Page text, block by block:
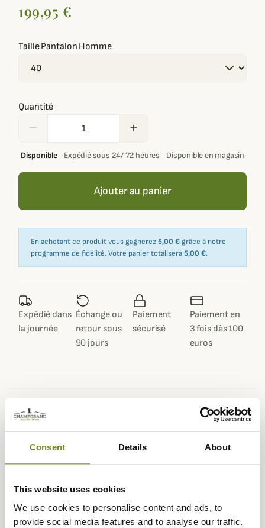
Consent Details About
This website uses cookies
We use cookies to personalise content and ads, to
provide social media features and to analyse our traffic.
199,95 €
Taille Pantalon Homme
Quantité
remove add
Disponible·Expédié sous 24/ 72 heures ·Disponible en magasin
Ajouter au panier
En achetant ce produit vous gagnerez5,00 € grâce à notre
programme de fidélité. Votre panier totalisera5,00 €.
Expédié dans
la journée
Échange ou
retour sous
90 jours
Paiement
sécurisé
Paiement en
3 fois dès 100
euros
Description
Somlys vous présente le dernier fuseau de traque 589C
le cordura et le Kevlar lui offrent une durabilité optimale.
principalement.